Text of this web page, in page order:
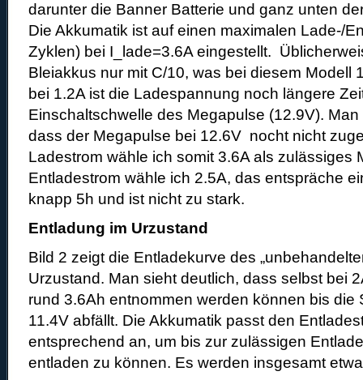
darunter die Banner Batterie und ganz unten
Die Akkumatik ist auf einen maximalen Lade-/
Zyklen) bei I_lade=3.6A eingestellt.
Bleiakkus nur mit C/10, was bei diesem Modell
bei 1.2A ist die Ladespannung noch längere
Einschaltschwelle des Megapulse (12.9V).
dass der Megapulse bei 12.6V nocht nicht
Ladestrom wähle ich somit 3.6A als zulässiges
Entladestrom wähle ich 2.5A, das entspräche
knapp 5h und ist nicht zu stark.
Entladung im Urzustand
Bild 2 zeigt die Entladekurve des
Urzustand. Man sieht deutlich, dass selbst bei
rund 3.6Ah entnommen werden können bis die
11.4V abfällt. Die Akkumatik passt den
entsprechend an, um bis zur zulässigen
entladen zu können. Es werden insgesamt